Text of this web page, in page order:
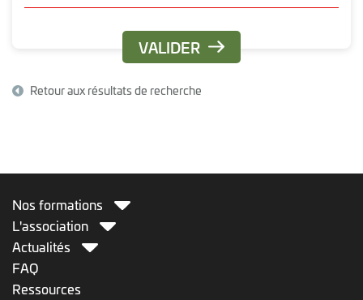
fmc-ActioN ne demande pas de frais d'adhésion
et que la restauration est prise en charge.
Retour aux résultats de recherche
Nos formations
L'association
Actualités
FAQ
Ressources